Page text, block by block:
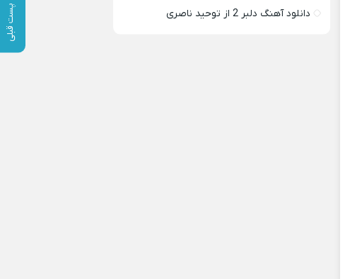
پست قبلی
دانلود آهنگ دلبر 2 از توحید ناصری